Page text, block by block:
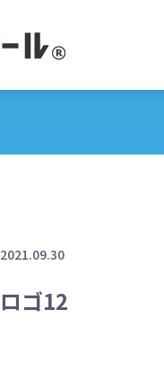
2021.09.30
ロゴ12